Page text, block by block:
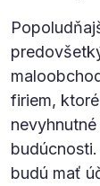
firiem,
budú mať